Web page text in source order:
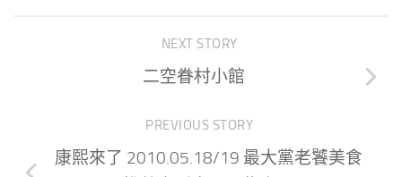
NEXT STORY
二空眷村小館
PREVIOUS STORY
康熙來了 2010.05.18/19 最大黨老饕美食